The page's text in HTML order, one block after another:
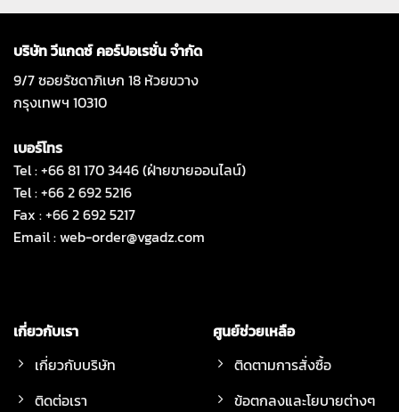
บริษัท วีแกดซ์ คอร์ปอเรชั่น จำกัด
9/7 ซอยรัชดาภิเษก 18 ห้วยขวาง
กรุงเทพฯ 10310
เบอร์โทร
Tel : +66 81 170 3446 (ฝ่ายขายออนไลน์)
Tel : +66 2 692 5216
Fax : +66 2 692 5217
Email :web-order@vgadz.com
เกี่ยวกับเรา
เกี่ยวกับบริษัท
ติดต่อเรา
ศูนย์ช่วยเหลือ
ติดตามการสั่งซื้อ
ข้อตกลงและโยบายต่างๆ